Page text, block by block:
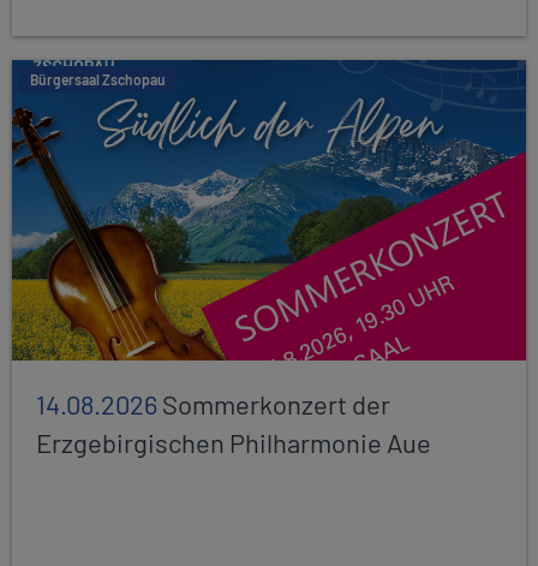
Bürgersaal Zschopau
14.08.2026Sommerkonzert der
Erzgebirgischen Philharmonie Aue